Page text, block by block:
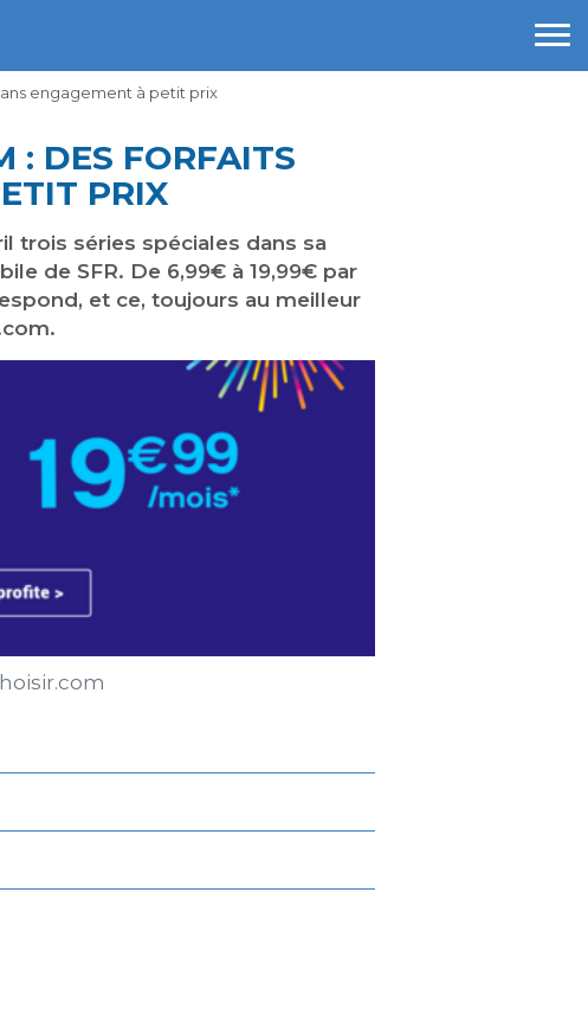
engagement à petit prix
: DES FORFAITS
PRIX
trois séries spéciales dans sa
de SFR. De 6,99€ à 19,99€ par
et ce, toujours au meilleur